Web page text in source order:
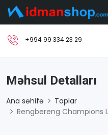
+994 99 334 23 29
Məhsul Detalları
Ana səhifə
Toplar
Rengbereng Champions